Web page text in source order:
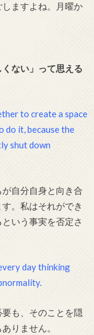
ますよね。月曜か
ない」って思える
to create a space
do it, because the
shut down
自分自身と向き合
。私はそれができ
いう事実を否定さ
day thinking
も、そのことを隠
りません。